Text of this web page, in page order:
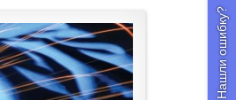
Нашли ошибку?